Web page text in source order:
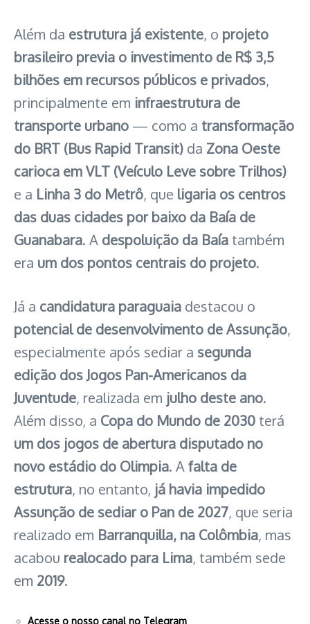
Além da estrutura já existente, o projeto
brasileiro previa o investimento de R$ 3,5
bilhões em recursos públicos e privados,
principalmente em infraestrutura de
transporte urbano — como a transformação
do BRT (Bus Rapid Transit) da Zona Oeste
carioca em VLT (Veículo Leve sobre Trilhos)
e a Linha 3 do Metrô, que ligaria os centros
das duas cidades por baixo da Baía de
Guanabara. A despoluição da Baía também
era um dos pontos centrais do projeto.
Já a candidatura paraguaia destacou o
potencial de desenvolvimento de Assunção,
especialmente após sediar a segunda
edição dos Jogos Pan-Americanos da
Juventude, realizada em julho deste ano.
Além disso, a Copa do Mundo de 2030 terá
um dos jogos de abertura disputado no
novo estádio do Olimpia. A falta de
estrutura, no entanto, já havia impedido
Assunção de sediar o Pan de 2027, que seria
realizado em Barranquilla, na Colômbia, mas
acabou realocado para Lima, também sede
em 2019.
Acesse o nosso canal no Telegram